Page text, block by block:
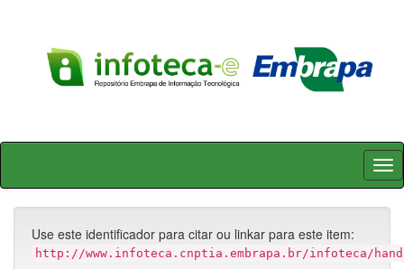
Skip
Use este identificador para citar ou linkar para este item:
http://www.infoteca.cnptia.embrapa.br/infoteca/